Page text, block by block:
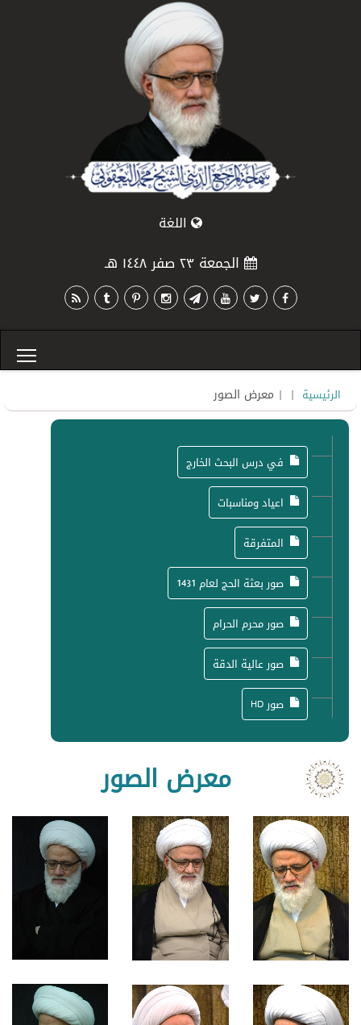
اللغة
الجمعة ٢٣ صفر ١٤٤٨ هـ
الرئيسية | | معرض الصور
في درس البحث الخارج
اعياد ومناسبات
المتفرقة
صور بعثة الحج لعام 1431
صور محرم الحرام
صور عالية الدقة
صور HD
معرض الصور